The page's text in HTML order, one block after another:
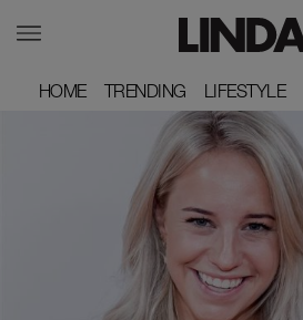
HOME
HOME TRENDING
TRENDING LIFESTYLE
LIFESTYLE